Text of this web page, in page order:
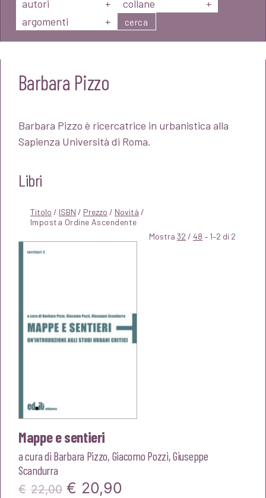
autori
+ collane
+
argomenti
+ cerca
Barbara Pizzo
Barbara Pizzo è ricercatrice in urbanistica alla
Sapienza Università di Roma.
Libri
Titolo / ISBN / Prezzo / Novità /
Mostra 32 / 48 – 1–2 di 2
Mappe e sentieri
a cura di Barbara Pizzo, Giacomo Pozzi,Giuseppe
Scandurra
€ 22,00 Il
€ 20,90